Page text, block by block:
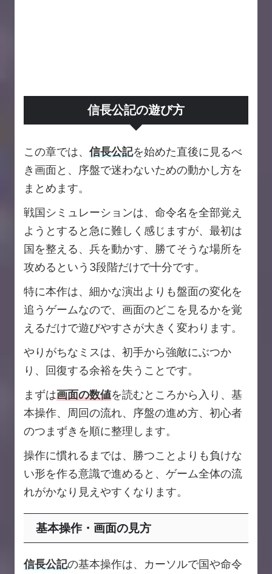
信長公記の遊び方
この章では、 信長公記を始めた直後に見るべ
き画面と、序盤で迷わないための動かし方を
まとめます。
戦国シミュレーションは、命令名を全部覚え
ようとすると急に難しく感じますが、最初は
国を整える、兵を動かす、勝てそうな場所を
攻めるという3段階だけで十分です。
特に本作は、細かな演出よりも盤面の変化を
追うゲームなので、画面のどこを見るかを覚
えるだけで遊びやすさが大きく変わります。
やりがちなミスは、初手から強敵にぶつか
り、回復する余裕を失うことです。
まずは画面の数値を読むところから入り、基
本操作、周回の流れ、序盤の進め方、初心者
のつまずきを順に整理します。
操作に慣れるまでは、勝つことよりも負けな
い形を作る意識で進めると、ゲーム全体の流
れがかなり見えやすくなります。
基本操作・画面の見方
信長公記の基本操作は、カーソルで国や命令